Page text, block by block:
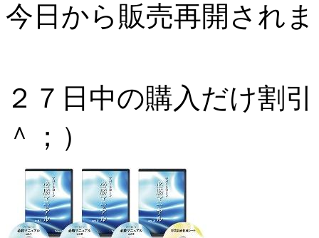
今日から販売再開され
２７日中の購入だけ割
＾；）